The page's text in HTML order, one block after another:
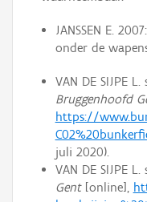
JANSSEN E. 2007:
onder de
VAN DE SIJPE L.
Bruggenhoofd
https://
juli 2020).
VAN DE SIJPE L.
Gent[online],